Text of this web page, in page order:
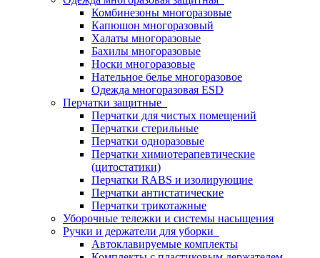
Комбинезоны многоразовые
Капюшон многоразовый
Халаты многоразовые
Бахилы многоразовые
Носки многоразовые
Нательное белье многоразовое
Одежда многоразовая ESD
Перчатки защитные
Перчатки для чистых помещений
Перчатки стерильные
Перчатки одноразовые
Перчатки химиотерапевтические
(цитостатики)
Перчатки RABS и изолирующие
Перчатки антистатические
Перчатки трикотажные
Уборочные тележки и системы насыщения
Ручки и держатели для уборки
Автоклавируемые комплекты